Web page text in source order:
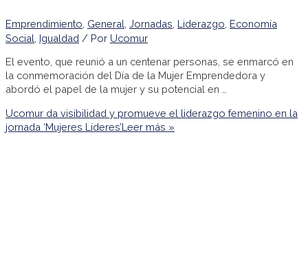
Emprendimiento General Jornadas Liderazgo Economía
Social Igualdad / Por Ucomur
El evento, que reunió a un centenar personas, se enmarcó en
la conmemoración del Día de la Mujer Emprendedora y
abordó el papel de la mujer y su potencial en …
Ucomur da visibilidad y promueve el liderazgo femenino en la
jornada ‘Mujeres Líderes’Leer más »